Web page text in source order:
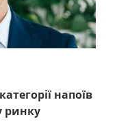
напоїв
ринку